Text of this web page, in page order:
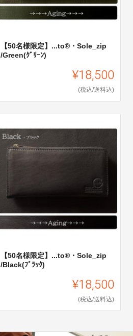
【50名様限定】...to®・Sole_zip
/Green(ｸﾞﾘｰﾝ)
¥18,500
(税込/送料込)
【50名様限定】...to®・Sole_zip
/Black(ﾌﾞﾗｯｸ)
¥18,500
(税込/送料込)